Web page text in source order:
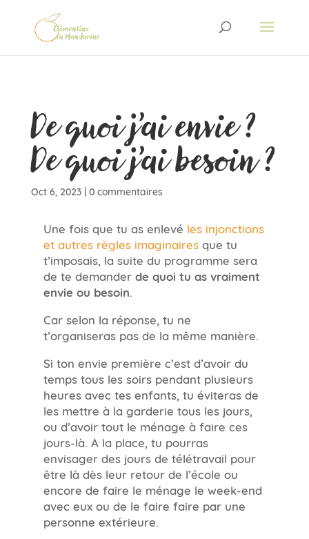
De quoi j’ai envie ?
De quoi j’ai besoin ?
Oct 6, 2023| 0 commentaires
Une fois que tu as enlevé les injonctions
et autres règles imaginairesque tu
t’imposais, la suite du programme sera
de te demander de quoi tu as vraiment
envie ou besoin.
Car selon la réponse, tu ne
t’organiseras pas de la même manière.
Si ton envie première c’est d’avoir du
temps tous les soirs pendant plusieurs
heures avec tes enfants, tu éviteras de
les mettre à la garderie tous les jours,
ou d’avoir tout le ménage à faire ces
jours-là. A la place, tu pourras
envisager des jours de télétravail pour
être là dès leur retour de l’école ou
encore de faire le ménage le week-end
avec eux ou de le faire faire par une
personne extérieure.